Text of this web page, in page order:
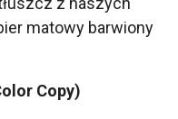
matowy barwiony
Copy)